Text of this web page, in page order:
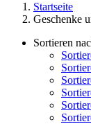
Startseite
Geschenke
Sortieren